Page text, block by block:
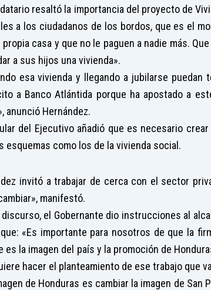
resaltó la importancia del proyecto de
a los ciudadanos de los bordos, que es el
casa y que no le paguen a nadie más.
a sus hijos una vivienda».
esa vivienda y llegando a jubilarse
a Banco Atlántida porque ha apostado a
anunció Hernández.
del Ejecutivo añadió que es necesario
esquemas como los de la vivienda social.
invitó a trabajar de cerca con el sector
manifestó.
el Gobernante dio instrucciones al
«Es importante para nosotros de que la
es la imagen del país y la promoción de
hacer el planteamiento de ese trabajo que
de Honduras es cambiar la imagen de San